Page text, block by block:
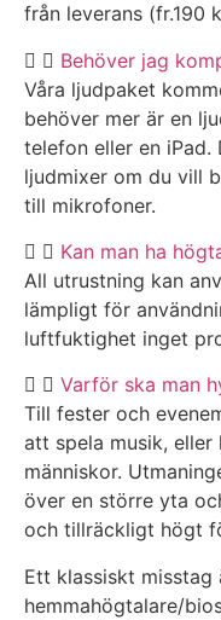
från leverans (fr.190
Behöver jag
Våra ljudpaket
behöver mer är en
telefon eller en iPad.
ljudmixer om du vill
till mikrofoner.
Kan man ha
All utrustning kan
lämpligt för
luftfuktighet inget
Varför ska man
Till fester och
att spela musik,
människor.
över en större yta
och tillräckligt högt
Ett klassiskt
hemmahögtalare/